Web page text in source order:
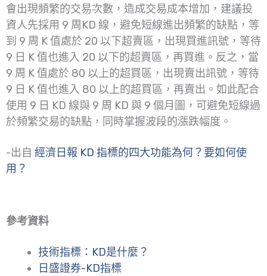
會出現頻繁的交易次數，造成交易成本增加，建議投
資人先採用 9 周KD 線，避免短線進出頻繁的缺點，等
到 9 周 K 值處於 20 以下超賣區，出現買進訊號，等待
9 日 K 值也進入 20 以下的超賣區，再買進。反之，當
9 周 K 值處於 80 以上的超買區，出現賣出訊號，等待
9 日 K 值也進入 80 以上的超買區，再賣出。如此配合
使用 9 日 KD 線與 9 周 KD 與 9 個月圖，可避免短線過
於頻繁交易的缺點，同時掌握波段的漲跌幅度。
-出自 經濟日報 KD 指標的四大功能為何？要如何使
用？
參考資料
技術指標：KD是什麼？
日盛證券-KD指標